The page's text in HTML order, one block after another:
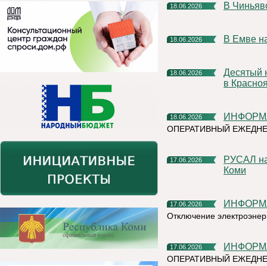
18.06.2026 В
18.06.2026 В Емве
18.06.2026
Десятый научный фестиваль РУСАЛа стартует уже в августе
в
18.06.2026
ОПЕРАТИВНЫЙ
17.06.2026
РУСАЛ направит более 13 миллионов рублей на развитие
Коми
17.06.2026
Отключение
17.06.2026
ОПЕРАТИВНЫЙ